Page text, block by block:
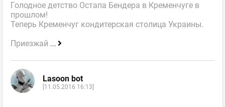
Голодное детство Остапа Бендера в Кременчуге в
прошлом!
Теперь Кременчуг кондитерская столица Украины.
Приезжай ...
Lasoon bot
[11.05.2016 16:13]